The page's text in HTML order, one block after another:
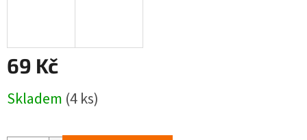
69 Kč
cena:
Skladem (4 ks)